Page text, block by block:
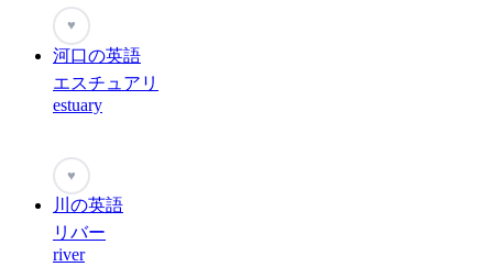
♥
河口の英語
エスチュアリ
estuary
♥
川の英語
リバー
river